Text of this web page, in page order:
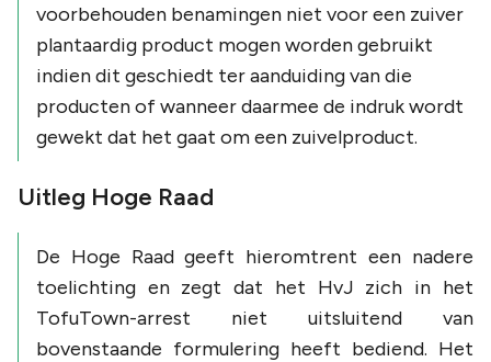
voorbehouden benamingen niet voor een zuiver
plantaardig product mogen worden gebruikt
indien dit geschiedt ter aanduiding vandie
producten of wanneer daarmee de indruk wordt
gewekt dat het gaat om een zuivelproduct.
Uitleg Hoge Raad
De Hoge Raad geeft hieromtrent een nadere
toelichting en zegt dat het HvJ zich in het
TofuTown-arrest niet uitsluitend van
bovenstaande formulering heeft bediend. Het